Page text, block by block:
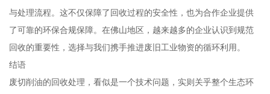
与处理流程。这不仅保障了回收过程的安全性，也为合作企业提供
了可靠的环保合规保障。在佛山地区，越来越多的企业认识到规范
回收的重要性，选择与我们携手推进废旧工业物资的循环利用。
结语
废切削油的回收处理，看似是一个技术问题，实则关乎整个生态环